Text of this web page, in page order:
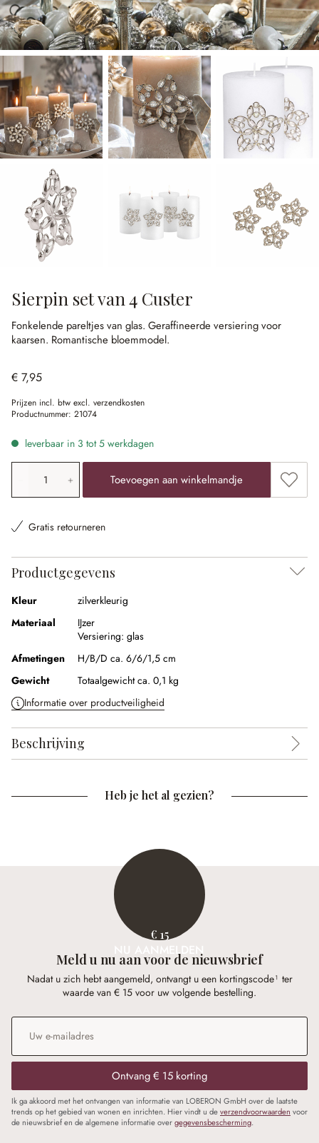
Sierpin set van 4 Custer
Fonkelende pareltjes van glas. Geraffineerde versiering voor
kaarsen. Romantische bloemmodel.
€ 7,95
Prijzen incl. btw excl. verzendkosten
Productnummer: 21074
leverbaar in 3 tot 5 werkdagen
Producthoeveelheid: voer de gewenste waarde in of
Toevoegen aan winkelmandje
Gratis retourneren
Productgegevens
Kleur
zilverkleurig
Materiaal
IJzer
Versiering: glas
Afmetingen
H/B/D ca. 6/6/1,5 cm
Gewicht
Totaalgewicht ca. 0,1 kg
Informatie over productveiligheid
Beschrijving
Heb je het al gezien?
€ 15
NU AANMELDEN
Meld u nu aan voor de nieuwsbrief
Nadat u zich hebt aangemeld, ontvangt u een kortingscode¹ ter
waarde van € 15 voor uw volgende bestelling.
E-mailadres
Ontvang € 15 korting
Ik ga akkoord met het ontvangen van informatie van LOBERON GmbH over de laatste
trends op het gebied van wonen en inrichten. Hier vindt u deverzendvoorwaarden voor
de nieuwsbrief en de algemene informatie overgegevensbescherming.